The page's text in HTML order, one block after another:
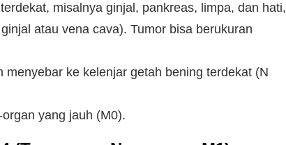
misalnya ginjal, pankreas, limpa, dan hati,
atau vena cava). Tumor bisa berukuran
menyebar ke kelenjar getah bening terdekat (N
yang jauh (M0).